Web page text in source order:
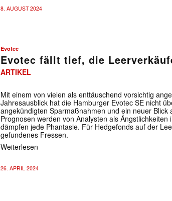
8. AUGUST 2024
Evotec
Evotec fällt tief, die
ARTIKEL
Mit einem von vielen als enttäuschend vorsichtig
Jahresausblick hat die Hamburger Evotec SE nicht
angekündigten Sparmaßnahmen und ein neuer Blick
Prognosen werden von Analysten als Ängstlichkeiten
dämpfen jede Phantasie. Für Hedgefonds auf der
gefundenes Fressen.
Weiterlesen
26. APRIL 2024